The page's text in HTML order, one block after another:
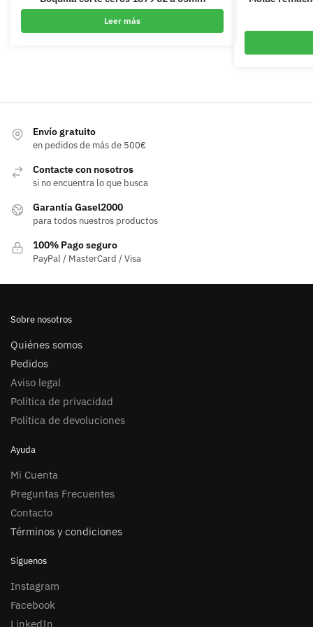
Leer más
Envío gratuito
en pedidos de más de 500€
Contacte con nosotros
si no encuentra lo que busca
Garantía Gasel2000
para todos nuestros productos
100% Pago seguro
PayPal / MasterCard / Visa
Sobre nosotros
Quiénes somos
Pedidos
Aviso legal
Política de privacidad
Política de devoluciones
Ayuda
Mi Cuenta
Preguntas Frecuentes
Contacto
Términos y condiciones
Síguenos
Instagram
Facebook
LinkedIn